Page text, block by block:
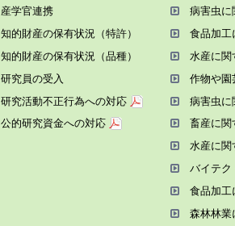
産学官連携
知的財産の保有状況（特許）
知的財産の保有状況（品種）
研究員の受⼊
研究活動不正⾏為への対応
公的研究資金への対応
病害⾍に
⾷品加⼯
⽔産に関
作物や園
病害⾍に
畜産に関
⽔産に関
バイテク
⾷品加⼯
森林林業